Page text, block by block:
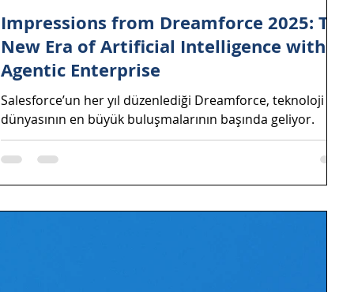
Impressions from Dreamforce 2025: The
New Era of Artificial Intelligence with
Agentic Enterprise
Salesforce’un her yıl düzenlediği Dreamforce, teknoloji
dünyasının en büyük buluşmalarının başında geliyor.